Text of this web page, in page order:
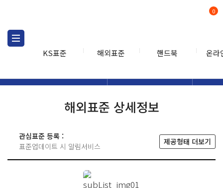
KS표준 해외표준 핸드북 온라
0
해외표준 상세정보
관심표준 등록 :
표준업데이트 시 알림서비스
제공형태 더보기